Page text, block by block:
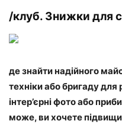
/клуб. Знижки для
де знайти надійного
техніки або бригаду
інтер’єрні фото або
може, ви хочете